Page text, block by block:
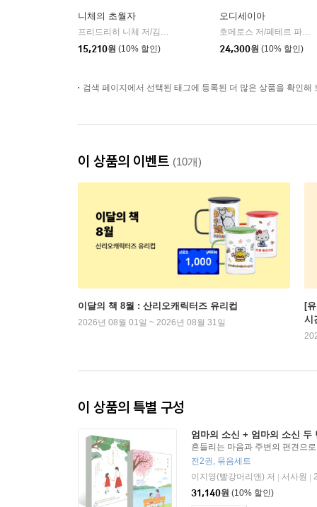
니체의 초월자
프리드리히 니체 저/김철 편역
15,210원 (10% 할인)
오디세이아
호메로스 저/페테르 파울 루벤스 그림/박문재 역
24,300원 (10% 할인)
검색 페이지에서 선택된 태그에 등록된 더 많은 상품을 확인해
이 상품의 이벤트 (10개)
이달의 책 8월 : 산리오캐릭터즈 유리컵
2026년 08월 01일 ~ 2026년 08월 31일
[
시
이 상품의 특별 구성
엄마의 소신 + 엄마의 소신 두
흔들리는 마음과 주변의 편견으
키는
전2권, 묶음세트
이지영(빨강머리앤) 저
서사원
31,140원 (10% 할인)